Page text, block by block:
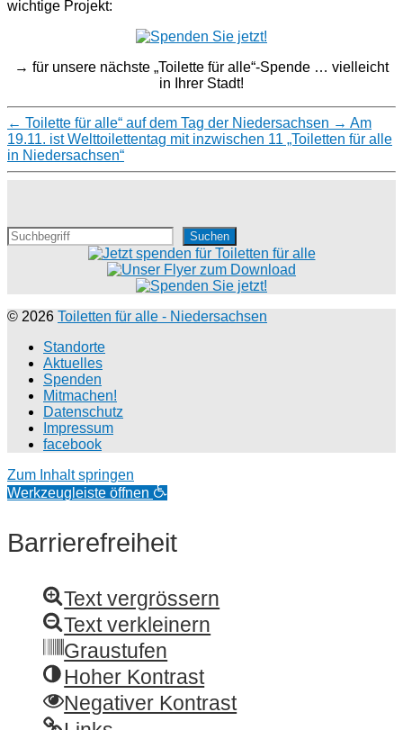
wich­ti­ge Projekt:
→ für unse­re nächs­te „Toilette für alle“-Spende … viel­leicht
in Ihrer Stadt!
← Toilette für alle“ auf dem Tag der Niedersachsen → Am
19.11. ist Welt­toi­let­ten­tag mit inzwi­schen 11 „Toi­let­ten für alle
in Niedersachsen“
S
u
c
h
n
Suchen
© 2026 Toiletten für alle - Niedersachsen
Stand­or­te
Aktu­el­les
Spenden
Mit­ma­chen!
Daten­schutz
Impres­sum
face­book
Zum Inhalt springen
Werkzeugleiste öffnen
Barrierefreiheit
Text vergrössern
Text verkleinern
Graustufen
Hoher Kontrast
Negativer Kontrast